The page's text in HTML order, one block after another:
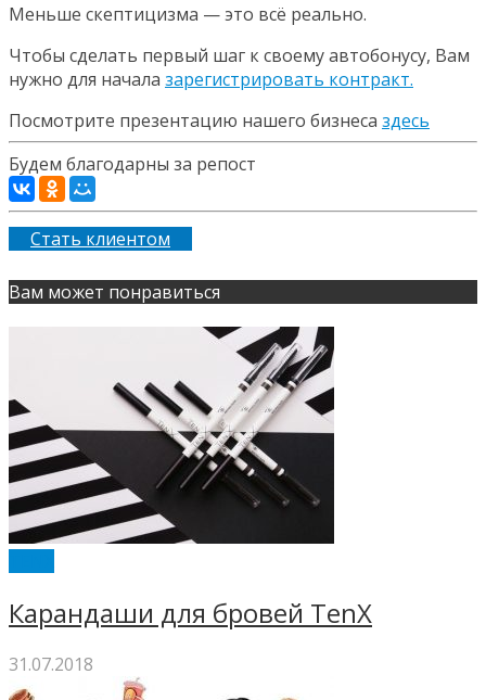
Меньше скептицизма — это всё реально.
Чтобы сделать первый шаг к своему автобонусу, Вам
нужно для начала зарегистрировать контракт.
Посмотрите презентацию нашего бизнеса здесь
Будем благодарны за репост
Стать клиентом
Вам может понравиться
Карандаши для бровей TenX
31.07.2018